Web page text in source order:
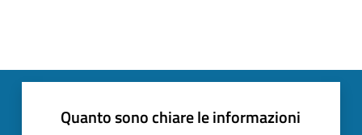
Quanto sono chiare le informazioni